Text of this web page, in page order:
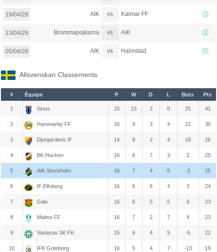
19/04/26 AIK vs Kalmar FF
13/04/26 Brommapojkarna vs AIK
05/04/26 AIK vs Halmstad
Allsvenskan Classements
# Équipe P W D L Buts Pts
1 Sirius 15 13 2 0 25 41
2 Hammarby FF 16 9 3 4 21 30
3 Djurgardens IF 14 8 2 4 18 26
4 BK Hacken 16 6 7 3 2 25
5 AIK Stockholm 16 7 4 5 -2 25
6 IF Elfsborg 16 6 6 4 3 24
7 Gais 16 6 5 5 6 23
8 Malmo FF 16 7 2 7 4 23
9 Vasteras SK FK 15 6 4 5 -5 22
10 IFK Goteborg 16 5 4 7 -13 19